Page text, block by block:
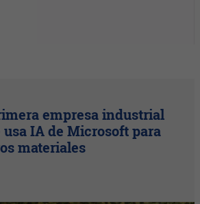
empresa industrial
usa IA de Microsoft para
materiales